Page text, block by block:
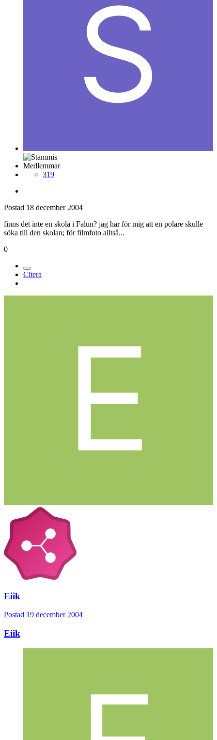
Medlemmar
319
Postad 18 december 2004
finns det inte en skola i Falun? jag har för mig att en polare skulle
söka till den skolan; för filmfoto alltså...
0
Citera
Eiik
Postad 19 december 2004
Eiik